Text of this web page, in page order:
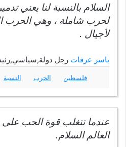
السلام بالنسبة لنا يعني
لحرب شاملة ، وهي الحرب
لأجيال .
ياسر عرفات رجل دولة,سياسي,رئيس (1929 -
فلسطين الحرب النسبة
عندما تتغلب قوة الحب
العالم السلام.